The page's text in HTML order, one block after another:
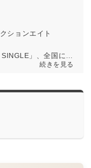
ションエイト
」、全国に店
もスポーツも無限に
開する株式会社セク
が自然に人とつな
続きを見る